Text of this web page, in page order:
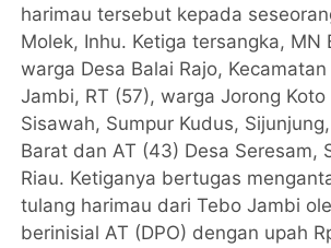
harimau tersebut kepada
Molek, Inhu. Ketiga tersangka, MN
warga Desa Balai Rajo,
Jambi, RT (57), warga Jorong Koto
Sisawah, Sumpur Kudus,
Barat dan AT (43) Desa Seresam,
Riau. Ketiganya bertugas
tulang harimau dari Tebo Jambi
berinisial AT (DPO) dengan upah